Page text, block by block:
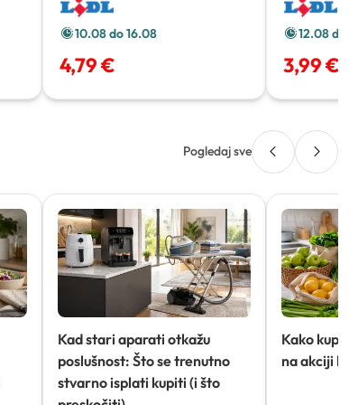
10.08 do 16.08
4,79 €
12.08
3,99 €
Pogledaj sve
Kad stari aparati otkažu
poslušnost: Što se trenutno
stvarno isplati kupiti (i što
Kako
na akciji